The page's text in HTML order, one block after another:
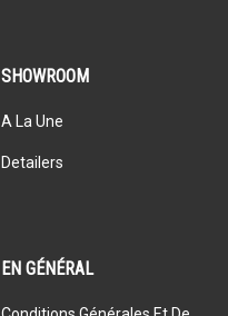
SHOWROOM
A La Une
Detailers
EN GÉNÉRAL